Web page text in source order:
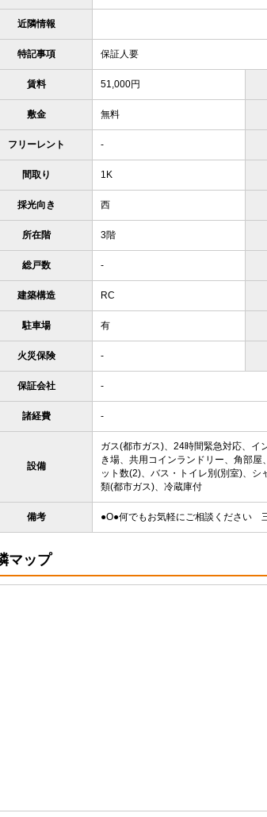
近隣情報
特記事項 保証人要
賃料 51,000円
敷金 無料
フリーレント -
間取り 1K
採光向き 西
所在階 3階
総戸数 -
建築構造 RC
駐車場 有
火災保険 -
保証会社 -
諸経費 -
設備
ガス(都市ガス)、24時間緊急対応、イ
き場、共用コインランドリー、角部
ット数(2)、バス・トイレ別(別室)、
類(都市ガス)、冷蔵庫付
備考 ●Ο●何でもお気軽にご相談ください
マップ